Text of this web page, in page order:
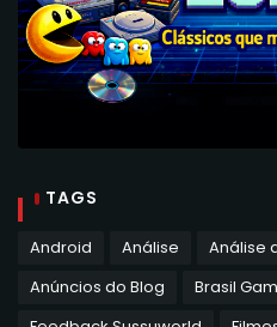
TAGS
Android Análise
Análise
Anúncios do Blog
Brasil